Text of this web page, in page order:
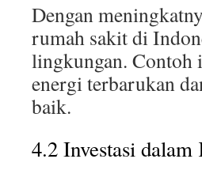
Dengan
rumah sakit di
lingkungan. Contoh
energi terbarukan
baik.
4.2 Investasi dalam